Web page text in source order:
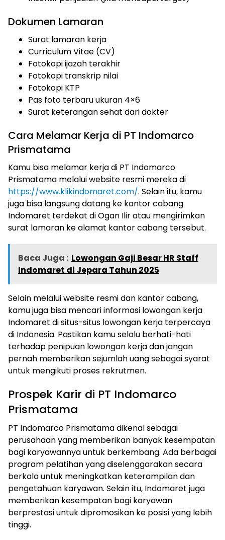
Dokumen Lamaran
Surat lamaran kerja
Curriculum Vitae (CV)
Fotokopi ijazah terakhir
Fotokopi transkrip nilai
Fotokopi KTP
Pas foto terbaru ukuran 4×6
Surat keterangan sehat dari dokter
Cara Melamar Kerja di PT Indomarco
Prismatama
Kamu bisa melamar kerja di PT Indomarco
Prismatama melalui website resmi mereka di
https://www.klikindomaret.com/. Selain itu, kamu
juga bisa langsung datang ke kantor cabang
Indomaret terdekat di Ogan Ilir atau mengirimkan
surat lamaran ke alamat kantor cabang tersebut.
Baca Juga : Lowongan Gaji Besar HR Staff
Indomaret di Jepara Tahun 2025
Selain melalui website resmi dan kantor cabang,
kamu juga bisa mencari informasi lowongan kerja
Indomaret di situs-situs lowongan kerja terpercaya
di Indonesia. Pastikan kamu selalu berhati-hati
terhadap penipuan lowongan kerja dan jangan
pernah memberikan sejumlah uang sebagai syarat
untuk mengikuti proses rekrutmen.
Prospek Karir di PT Indomarco
Prismatama
PT Indomarco Prismatama dikenal sebagai
perusahaan yang memberikan banyak kesempatan
bagi karyawannya untuk berkembang. Ada berbagai
program pelatihan yang diselenggarakan secara
berkala untuk meningkatkan keterampilan dan
pengetahuan karyawan. Selain itu, Indomaret juga
memberikan kesempatan bagi karyawan
berprestasi untuk dipromosikan ke posisi yang lebih
tinggi.